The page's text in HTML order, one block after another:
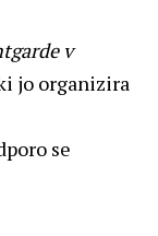
v
jo organizira
se